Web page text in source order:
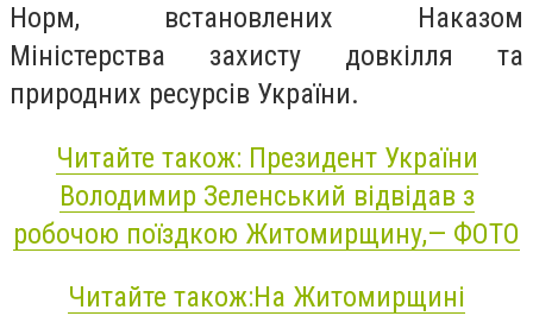
Норм, встановлених Наказом
Міністерства захисту довкілля та
природних ресурсів України.
Читайте також: Президент України
Володимир Зеленський відвідав з
робочою поїздкою Житомирщину,— ФОТО
Читайте також:На Житомирщині